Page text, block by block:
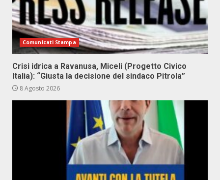
Comunicati Stampa
Crisi idrica a Ravanusa, Miceli (Progetto Civico
Italia): “Giusta la decisione del sindaco Pitrola”
8 Agosto 2026